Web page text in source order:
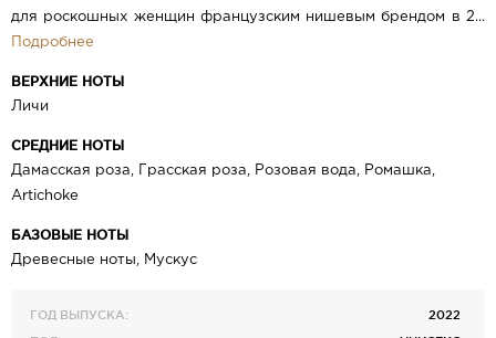
для роскошных женщин французским нишевым брендом в 2...
Подробнее
ВЕРХНИЕ НОТЫ
Личи
СРЕДНИЕ НОТЫ
Дамасская роза, Грасская роза, Розовая вода, Ромашка,
Artichoke
БАЗОВЫЕ НОТЫ
Древесные ноты, Мускус
ГОД ВЫПУСКА:
2022